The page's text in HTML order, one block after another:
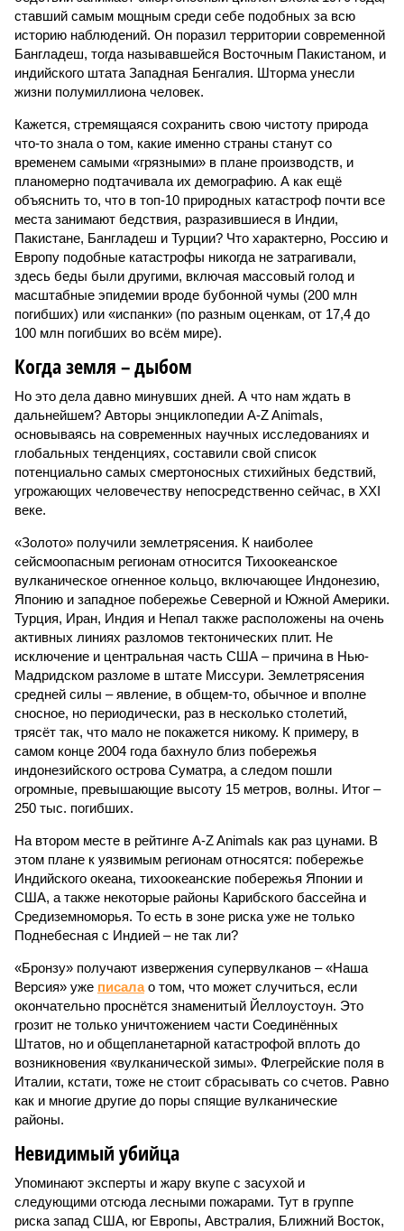
ставший самым мощным среди себе подобных за всю
историю наблюдений. Он поразил территории современной
Бангладеш, тогда называвшейся Восточным Пакистаном, и
индийского штата Западная Бенгалия. Шторма унесли
жизни полумиллиона человек.
Кажется, стремящаяся сохранить свою чистоту природа
что-то знала о том, какие именно страны станут со
временем самыми «грязными» в плане производств, и
планомерно подтачивала их демографию. А как ещё
объяснить то, что в топ-10 природных катастроф почти все
места занимают бедствия, разразившиеся в Индии,
Пакистане, Бангладеш и Турции? Что характерно, Россию и
Европу подобные катастрофы никогда не затрагивали,
здесь беды были другими, включая массовый голод и
масштабные эпидемии вроде бубонной чумы (200 млн
погибших) или «испанки» (по разным оценкам, от 17,4 до
100 млн погибших во всём мире).
Когда земля – дыбом
Но это дела давно минувших дней. А что нам ждать в
дальнейшем? Авторы энциклопедии A-Z Animals,
основываясь на современных научных исследованиях и
глобальных тенденциях, составили свой список
потенциально самых смертоносных стихийных бедствий,
угрожающих человечеству непосредственно сейчас, в XXI
веке.
«Золото» получили землетрясения. К наиболее
сейсмоопасным регионам относится Тихоокеанское
вулканическое огненное кольцо, включающее Индонезию,
Японию и западное побережье Северной и Южной Америки.
Турция, Иран, Индия и Непал также расположены на очень
активных линиях разломов тектонических плит. Не
исключение и центральная часть США – причина в Нью-
Мадридском разломе в штате Миссури. Землетрясения
средней силы – явление, в общем-то, обычное и вполне
сносное, но периодически, раз в несколько столетий,
трясёт так, что мало не покажется никому. К примеру, в
самом конце 2004 года бахнуло близ побережья
индонезийского острова Суматра, а следом пошли
огромные, превышающие высоту 15 метров, волны. Итог –
250 тыс. погибших.
На втором месте в рейтинге A-Z Animals как раз цунами. В
этом плане к уязвимым регионам относятся: побережье
Индийского океана, тихо­океанские побережья Японии и
США, а также некоторые районы Карибского бассейна и
Средиземноморья. То есть в зоне риска уже не только
Поднебесная с Индией – не так ли?
«Бронзу» получают извержения супервулканов – «Наша
Версия» уже писалао том, что может случиться, если
окончательно проснётся знаменитый Йеллоустоун. Это
грозит не только уничтожением части Соединённых
Штатов, но и общепланетарной катастрофой вплоть до
возникновения «вулканической зимы». Флегрейские поля в
Италии, кстати, тоже не стоит сбрасывать со счетов. Равно
как и многие другие до поры спящие вулканические
районы.
Невидимый убийца
Упоминают эксперты и жару вкупе с засухой и
следующими отсюда лесными пожарами. Тут в группе
риска запад США, юг Европы, Австралия, Ближний Восток,